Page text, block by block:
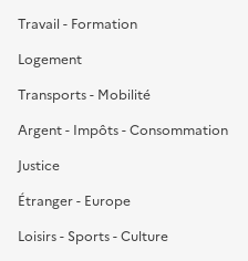
Travail - Formation
Logement
Transports - Mobilité
Argent - Impôts - Consommation
Justice
Étranger - Europe
Loisirs - Sports - Culture